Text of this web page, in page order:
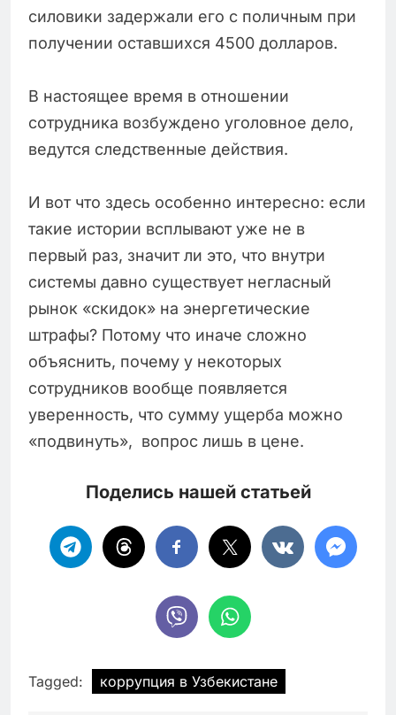
силовики задержали его с поличным при
получении оставшихся 4500 долларов.
В настоящее время в отношении
сотрудника возбуждено уголовное дело,
ведутся следственные действия.
И вот что здесь особенно интересно: если
такие истории всплывают уже не в
первый раз, значит ли это, что внутри
системы давно существует негласный
рынок «скидок» на энергетические
штрафы? Потому что иначе сложно
объяснить, почему у некоторых
сотрудников вообще появляется
уверенность, что сумму ущерба можно
«подвинуть», вопрос лишь в цене.
Поделись нашей статьей
Tagged: коррупция в Узбекистане